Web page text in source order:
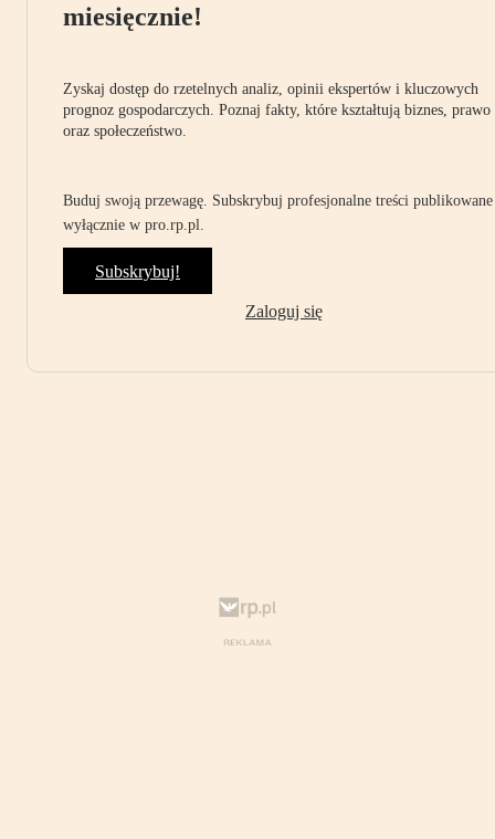
miesięcznie!
Zyskaj dostęp do rzetelnych analiz, opinii ekspertów i kluczowych
prognoz gospodarczych. Poznaj fakty, które kształtują biznes, prawo
oraz społeczeństwo.
Buduj swoją przewagę. Subskrybuj profesjonalne treści publikowane
wyłącznie w pro.rp.pl.
Subskrybuj!
Zaloguj się